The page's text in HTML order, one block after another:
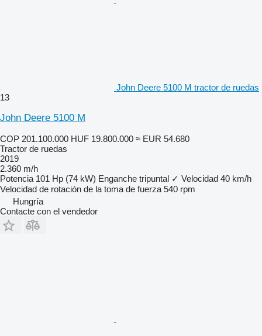
John Deere 5100 M tractor de ruedas
13
John Deere 5100 M
COP 201.100.000 HUF 19.800.000 ≈ EUR 54.680
Tractor de ruedas
2019
2.360 m/h
Potencia 101 Hp (74 kW) Enganche tripuntal ✓ Velocidad 40 km/h
Velocidad de rotación de la toma de fuerza 540 rpm
Hungría
Contacte con el vendedor